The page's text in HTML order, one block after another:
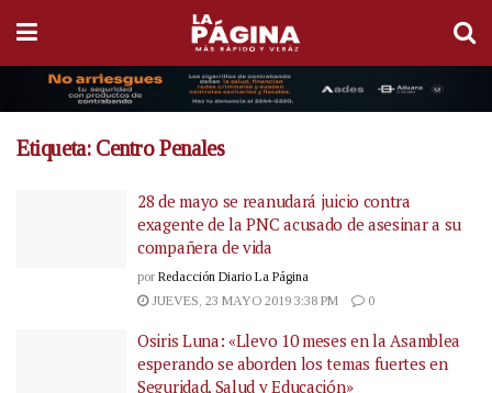
Etiqueta: Centro Penales
28 de mayo se reanudará juicio contra
exagente de la PNC acusado de asesinar a su
compañera de vida
por Redacción Diario La Página
JUEVES, 23 MAYO 2019 3:38 PM
0
Osiris Luna: «Llevo 10 meses en la Asamblea
esperando se aborden los temas fuertes en
Seguridad, Salud y Educación»